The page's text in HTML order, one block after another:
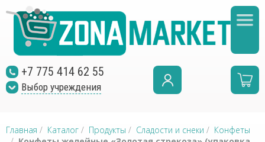
+7 775 414 62 55
Выбор учреждения
Главная / Каталог / Продукты / Сладости и снеки / Конфеты